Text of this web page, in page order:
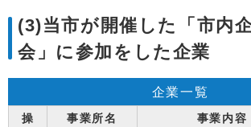
(3)当市が開催した「市内
会」に参加をした企業
企業一覧
操
事業所名 事業内容